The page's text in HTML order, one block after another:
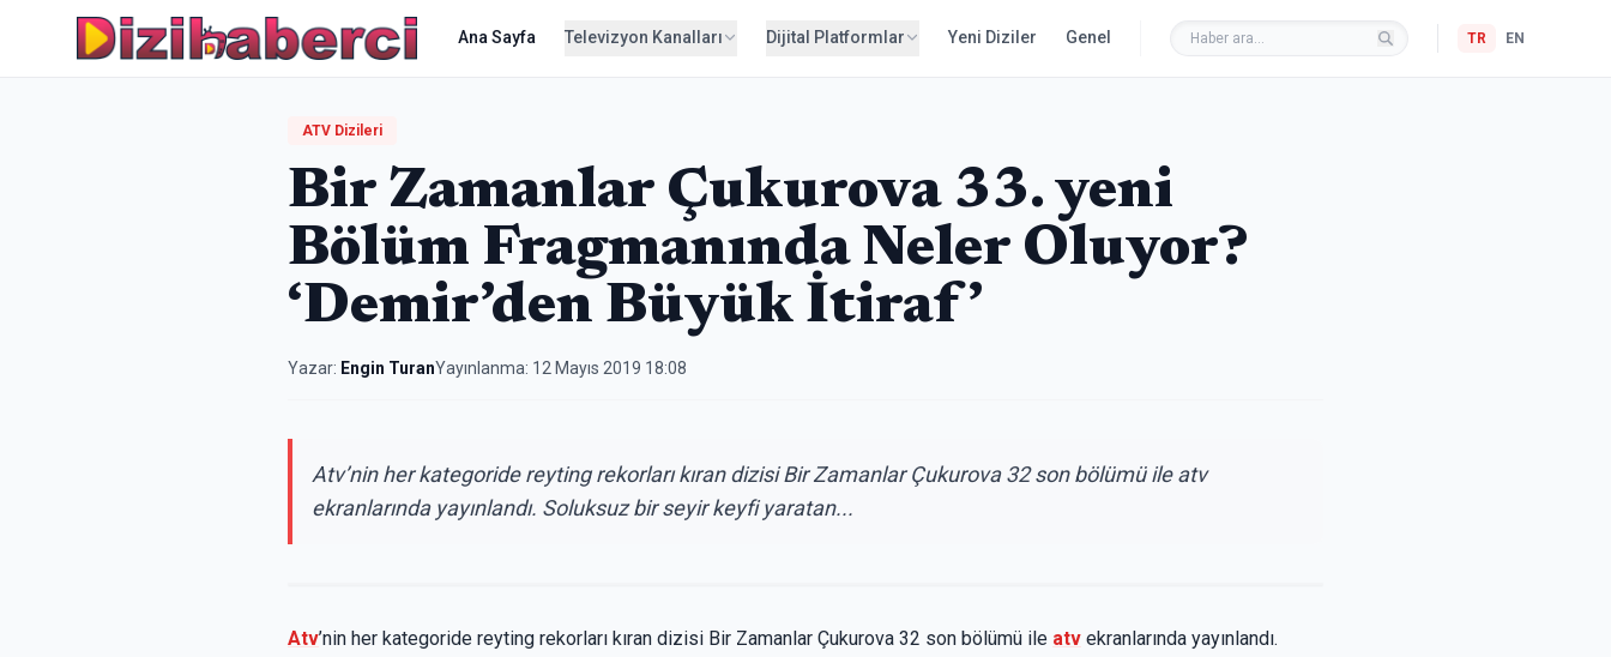
Ana Sayfa Televizyon Kanalları Dijital Platformlar Yeni Diziler Genel TR EN
ATV Dizileri
Bir Zamanlar Çukurova 33. yeni
Bölüm Fragmanında Neler Oluyor?
‘Demir’den Büyük İtiraf’
Yazar: Engin TuranYayınlanma: 12 Mayıs 2019 18:08
Atv’nin her kategoride reyting rekorları kıran dizisi Bir Zamanlar Çukurova 32 son bölümü ile atv
ekranlarında yayınlandı. Soluksuz bir seyir keyfi yaratan...
Atv’nin her kategoride reyting rekorları kıran dizisi Bir Zamanlar Çukurova 32 son bölümü ile atv ekranlarında yayınlandı.